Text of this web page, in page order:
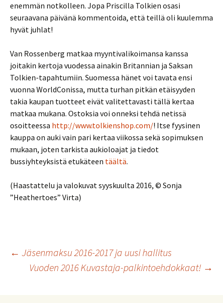
enemmän notkolleen. Jopa Priscilla Tolkien osasi
seuraavana päivänä kommentoida, että teillä oli kuulemma
hyvät juhlat!
Van Rossenberg matkaa myyntivalikoimansa kanssa
joitakin kertoja vuodessa ainakin Britannian ja Saksan
Tolkien-tapahtumiin. Suomessa hänet voi tavata ensi
vuonna WorldConissa, mutta turhan pitkän etäisyyden
takia kaupan tuotteet eivät valitettavasti tällä kertaa
matkaa mukana. Ostoksia voi onneksi tehdä netissä
osoitteessa http://www.tolkienshop.com/! Itse fyysinen
kauppa on auki vain pari kertaa viikossa sekä sopimuksen
mukaan, joten tarkista aukioloajat ja tiedot
bussiyhteyksistä etukäteen täältä.
(Haastattelu ja valokuvat syyskuulta 2016, © Sonja
”Heathertoes” Virta)
Artikkelien
← Jäsenmaksu 2016-2017 ja uusi hallitus
Vuoden 2016 Kuvastaja-palkintoehdokkaat! →